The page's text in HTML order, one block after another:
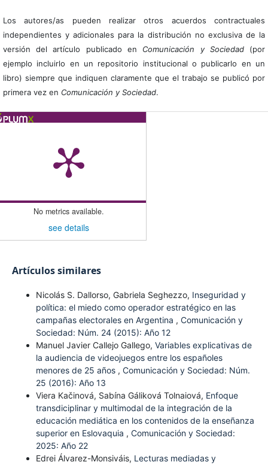
Los autores/as pueden realizar otros acuerdos contractuales
independientes y adicionales para la distribución no exclusiva de la
versión del artículo publicado en Comunicación y Sociedad(por
ejemplo incluirlo en un repositorio institucional o publicarlo en un
libro) siempre que indiquen claramente que el trabajo se publicó por
primera vez en Comunicación y Sociedad.
No metrics available.
see details
Artículos similares
Nicolás S. Dallorso, Gabriela Seghezzo, Inseguridad y
política: el miedo como operador estratégico en las
campañas electorales en Argentina , Comunicación y
Sociedad: Núm. 24 (2015): Año 12
Manuel Javier Callejo Gallego, Variables explicativas de
la audiencia de videojuegos entre los españoles
menores de 25 años , Comunicación y Sociedad: Núm.
25 (2016): Año 13
Viera Kačinová, Sabína Gáliková Tolnaiová, Enfoque
transdiciplinar y multimodal de la integración de la
educación mediática en los contenidos de la enseñanza
superior en Eslovaquia , Comunicación y Sociedad:
2025: Año 22
Edrei Álvarez-Monsiváis, Lecturas mediadas y